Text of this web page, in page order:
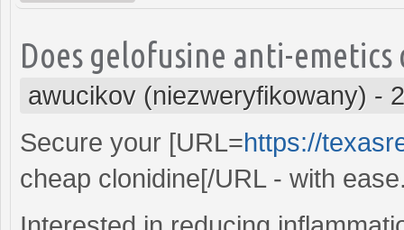
Does gelofusine anti-
awucikov (niezweryfikowany) -
Secure your [URL=https://
cheap clonidine[/URL - with